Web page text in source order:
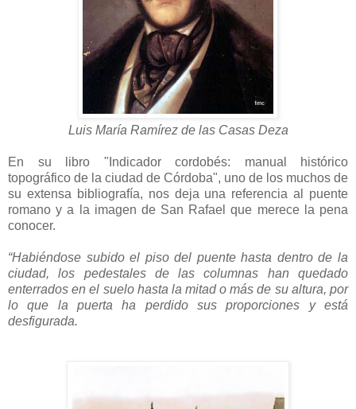
Luis María Ramírez de las Casas Deza
En su libro "Indicador cordobés: manual histórico
topográfico de la ciudad de Córdoba", uno de los muchos de
su extensa bibliografía, nos deja una referencia al puente
romano y a la imagen de San Rafael que merece la pena
conocer.
“Habiéndose subido el piso del puente hasta dentro de la
ciudad, los pedestales de las columnas han quedado
enterrados en el suelo hasta la mitad o más de su altura, por
lo que la puerta ha perdido sus proporciones y está
desfigurada.